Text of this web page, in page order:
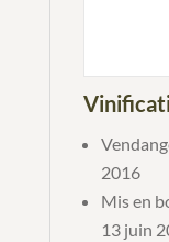
2016
Mis en
13 juin